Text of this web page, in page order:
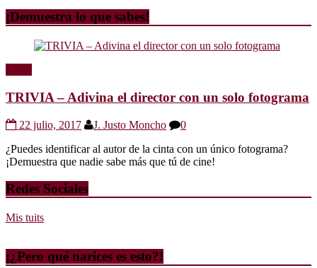
¡Demuestra lo que sabes!
TRIVIA – Adivina el director con un solo fotograma
22 julio, 2017 J. Justo Moncho
0
¿Puedes identificar al autor de la cinta con un único fotograma?
¡Demuestra que nadie sabe más que tú de cine!
Redes Sociales
Mis tuits
¡¿Pero qué narices es esto?!